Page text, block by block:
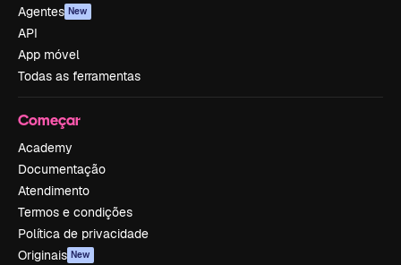
Agentes New
API
App móvel
Todas as ferramentas
Começar
Academy
Documentação
Atendimento
Termos e condições
Política de privacidade
Originais New